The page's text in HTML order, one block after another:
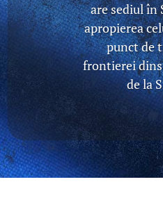
are sediul în
apropierea
punct de
frontierei
de la